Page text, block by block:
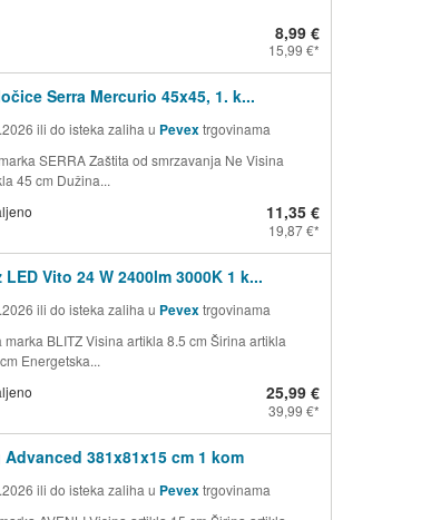
8,99 €
15,99 €
Serra Mercurio 45x45, 1. k...
ili do isteka zaliha u Pevextrgovinama
SERRA Zaštita od smrzavanja Ne Visina
45 cm Dužina...
11,35 €
19,87 €
Vito 24 W 2400lm 3000K 1 k...
ili do isteka zaliha u Pevextrgovinama
BLITZ Visina artikla 8.5 cm Širina artikla
Energetska...
25,99 €
39,99 €
381x81x15 cm 1 kom
ili do isteka zaliha u Pevextrgovinama